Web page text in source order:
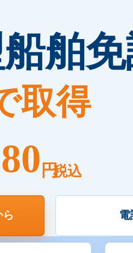
舶
取得
円税込
電